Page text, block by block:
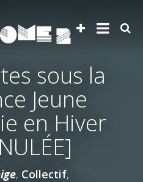
sous la
Jeune
en Hiver
, Collectif,